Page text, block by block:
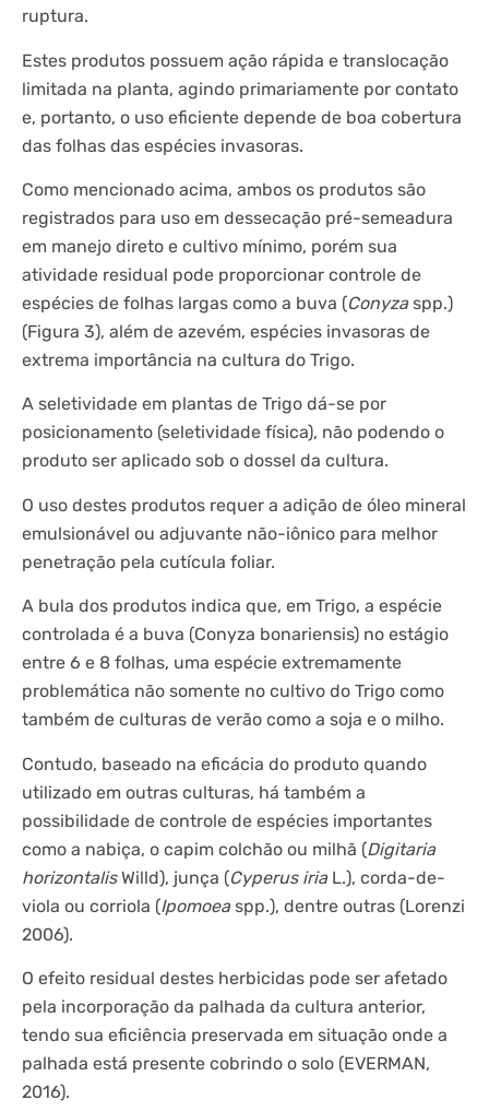
ruptura.
Estes produtos possuem ação rápida e translocação
limitada na planta, agindo primariamente por contato
e, portanto, o uso eficiente depende de boa cobertura
das folhas das espécies invasoras.
Como mencionado acima, ambos os produtos são
registrados para uso em dessecação pré-semeadura
em manejo direto e cultivo mínimo, porém sua
atividade residual pode proporcionar controle de
espécies de folhas largas como a buva (Conyzaspp.)
(Figura 3), além de azevém, espécies invasoras de
extrema importância na cultura do Trigo.
A seletividade em plantas de Trigo dá-se por
posicionamento (seletividade física), não podendo o
produto ser aplicado sob o dossel da cultura.
O uso destes produtos requer a adição de óleo mineral
emulsionável ou adjuvante não-iônico para melhor
penetração pela cutícula foliar.
A bula dos produtos indica que, em Trigo, a espécie
controlada é a buva (Conyza bonariensis) no estágio
entre 6 e 8 folhas, uma espécie extremamente
problemática não somente no cultivo do Trigo como
também de culturas de verão como a soja e o milho.
Contudo, baseado na eficácia do produto quando
utilizado em outras culturas, há também a
possibilidade de controle de espécies importantes
como a nabiça, o capim colchão ou milhã (Digitaria
horizontalisWilld), junça (Cyperus iriaL.), corda-de-
viola ou corriola (Ipomoeaspp.), dentre outras (Lorenzi
2006).
O efeito residual destes herbicidas pode ser afetado
pela incorporação da palhada da cultura anterior,
tendo sua eficiência preservada em situação onde a
palhada está presente cobrindo o solo (EVERMAN,
2016).